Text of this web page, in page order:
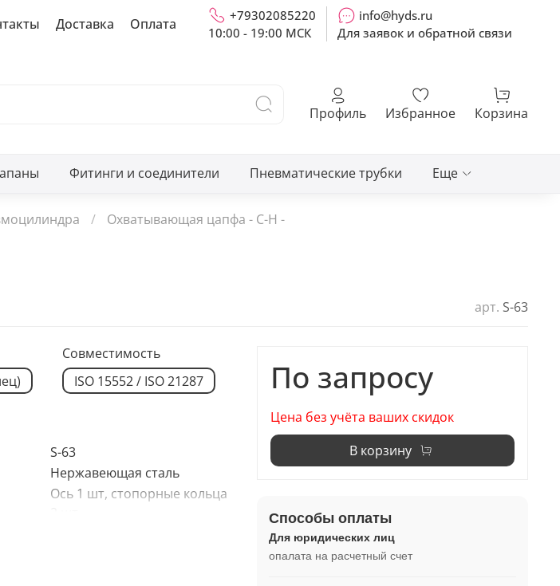
Доставка Оплата
+79302085220
10:00 - 19:00 МСК
info@hyds.ru
Для заявок и обратной связи
Профиль Избранное Корзина
Фитинги и соединители Пневматические трубки Еще
Охватывающая цапфа - С-H -
арт. S-63
Совместимость
ISO 15552 / ISO 21287
S-63
Нержавеющая сталь
Ось 1 шт, стопорные кольца
По запросу
Цена без учёта ваших скидок
В корзину
Способы оплаты
Для юридических лиц
опалата на расчетный счет